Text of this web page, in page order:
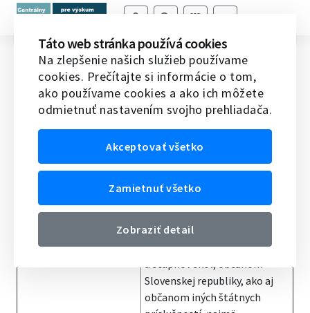
Pamätný list sv. Gorazda
Domov Ocenenia Iné ceny v SR
Pamätný list sv.
Gorazda
Pamätný list sv. Gorazda
Informácie o cene
Pamätný list sv. Gorazda
udeľuje minister školstva
Medzinárodného dňa
študentstva žiakom
a študentom všetkých typov
a stupňov škôl, občanom
Slovenskej republiky, ako aj
občanom iných štátnych
Táto web stránka používá cookies
Na zlepšenie našich služieb používame
cookies. Prečítajte si informácie o tom,
ako používame cookies a ako ich môžete
odmietnuť nastavením svojho prehliadača.
Akceptovať všetko
Zamietnuť všetko
Zobraziť detail